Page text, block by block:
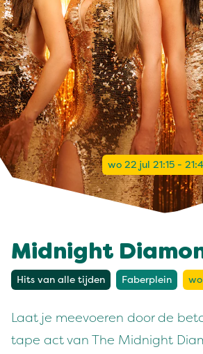
wo 22 jul 21:15 -
Midnight
Hits van alle tijden Faberplein
Laat je meevoeren door de
tape act van The Midnight